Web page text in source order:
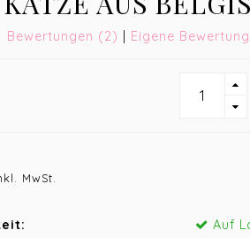
Bewertungen (2) | Eigene
MwSt.
Auf